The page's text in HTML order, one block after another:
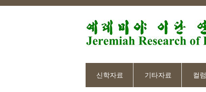
신학자료 기타자료 컬럼